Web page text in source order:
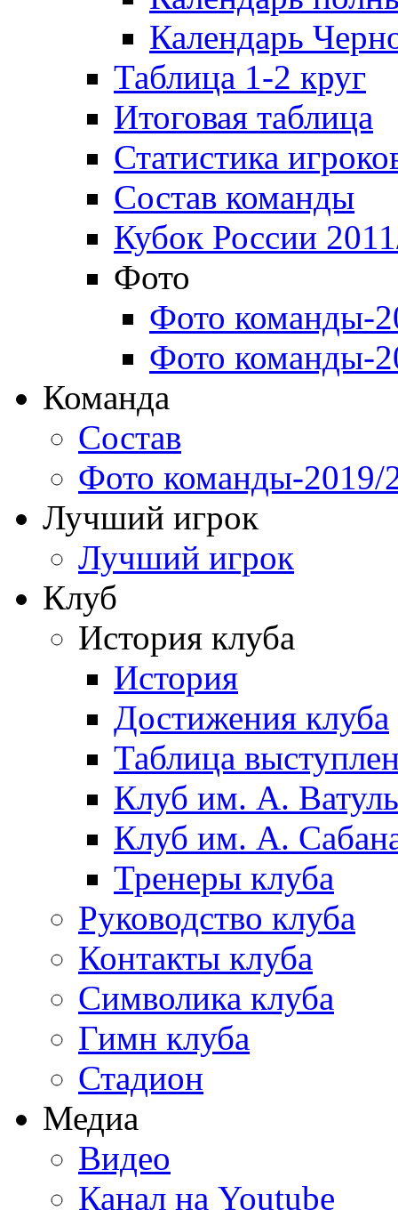
Календарь
Таблица 1-2 круг
Итоговая таблица
Статистика
Состав команды
Кубок России
Фото
Фото команды-
Фото команды-
Команда
Состав
Фото команды-2019/
Лучший игрок
Лучший игрок
Клуб
История клуба
История
Достижения клуба
Таблица
Клуб им. А.
Клуб им. А.
Тренеры клуба
Руководство клуба
Контакты клуба
Символика клуба
Гимн клуба
Стадион
Медиа
Видео
Канал на Youtube